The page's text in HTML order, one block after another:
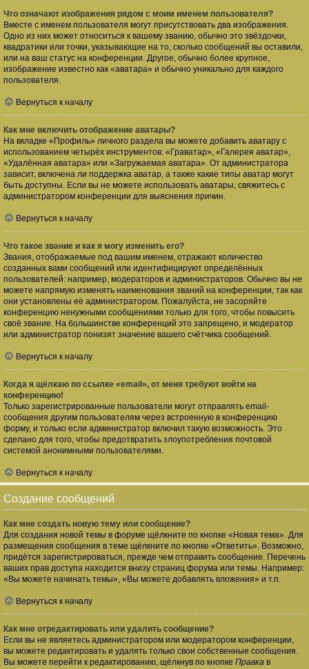
Что означают изображения рядом с моим именем пользователя?
Вместе с именем пользователя могут присутствовать два изображения.
Одно из них может относиться к вашему званию, обычно это звёздочки,
квадратики или точки, указывающие на то, сколько сообщений вы оставили,
или на ваш статус на конференции. Другое, обычно более крупное,
изображение известно как «аватара» и обычно уникально для каждого
пользователя.
Вернуться к началу
Как мне включить отображение аватары?
На вкладке «Профиль» личного раздела вы можете добавить аватару с
использованием четырёх инструментов: «Граватар», «Галерея аватар»,
«Удалённая аватара» или «Загружаемая аватара». От администратора
зависит, включена ли поддержка аватар, а также какие типы аватар могут
быть доступны. Если вы не можете использовать аватары, свяжитесь с
администратором конференции для выяснения причин.
Вернуться к началу
Что такое звание и как я могу изменить его?
Звания, отображаемые под вашим именем, отражают количество
созданных вами сообщений или идентифицируют определённых
пользователей: например, модераторов и администраторов. Обычно вы не
можете напрямую изменять наименования званий на конференции, так как
они установлены её администратором. Пожалуйста, не засоряйте
конференцию ненужными сообщениями только для того, чтобы повысить
своё звание. На большинстве конференций это запрещено, и модератор
или администратор понизят значение вашего счётчика сообщений.
Вернуться к началу
Когда я щёлкаю по ссылке «email», от меня требуют войти на
конференцию!
Только зарегистрированные пользователи могут отправлять email-
сообщения другим пользователям через встроенную в конференцию
форму, и только если администратор включил такую возможность. Это
сделано для того, чтобы предотвратить злоупотребления почтовой
системой анонимными пользователями.
Вернуться к началу
Создание сообщений
Как мне создать новую тему или сообщение?
Для создания новой темы в форуме щёлкните по кнопке «Новая тема». Для
размещения сообщения в теме щёлкните по кнопке «Ответить». Возможно,
придётся зарегистрироваться, прежде чем отправить сообщение. Перечень
ваших прав доступа находится внизу страниц форума или темы. Например:
«Вы можете начинать темы», «Вы можете добавлять вложения» и т.п.
Вернуться к началу
Как мне отредактировать или удалить сообщение?
Если вы не являетесь администратором или модератором конференции,
вы можете редактировать и удалять только свои собственные сообщения.
Вы можете перейти к редактированию, щёлкнув по кнопке Правка в